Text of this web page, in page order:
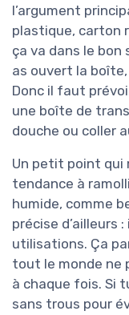
l’argument
plastique, carton
ça va dans le bon
as ouvert la boîte,
Donc il faut
une boîte de
douche ou coller
Un petit point qui
tendance à
humide, comme
précise d’ailleurs
utilisations. Ça
tout le monde ne
à chaque fois. Si
sans trous pour